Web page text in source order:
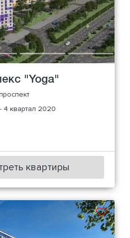
"Yoga"
4 квартал 2020
квартиры